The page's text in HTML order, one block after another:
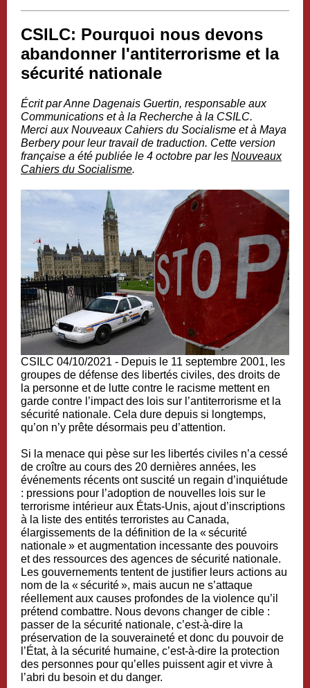
CSILC: Pourquoi nous devons
abandonner l'antiterrorisme et la
sécurité nationale
Écrit par Anne Dagenais Guertin, responsable aux
Communications et à la Recherche à la CSILC.
Merci aux Nouveaux Cahiers du Socialisme et à Maya
Berbery pour leur travail de traduction. Cette version
française a été publiée le 4 octobre par les Nouveaux
Cahiers du Socialisme.
CSILC 04/10/2021 - Depuis le 11 septembre 2001, les
groupes de défense des libertés civiles, des droits de
la personne et de lutte contre le racisme mettent en
garde contre l’impact des lois sur l’antiterrorisme et la
sécurité nationale. Cela dure depuis si longtemps,
qu’on n’y prête désormais peu d’attention.
Si la menace qui pèse sur les libertés civiles n’a cessé
de croître au cours des 20 dernières années, les
événements récents ont suscité un regain d’inquiétude
: pressions pour l’adoption de nouvelles lois sur le
terrorisme intérieur aux États-Unis, ajout d’inscriptions
à la liste des entités terroristes au Canada,
élargissements de la définition de la « sécurité
nationale » et augmentation incessante des pouvoirs
et des ressources des agences de sécurité nationale.
Les gouvernements tentent de justifier leurs actions au
nom de la « sécurité », mais aucun ne s’attaque
réellement aux causes profondes de la violence qu’il
prétend combattre. Nous devons changer de cible :
passer de la sécurité nationale, c’est-à-dire la
préservation de la souveraineté et donc du pouvoir de
l’État, à la sécurité humaine, c’est-à-dire la protection
des personnes pour qu’elles puissent agir et vivre à
l’abri du besoin et du danger.